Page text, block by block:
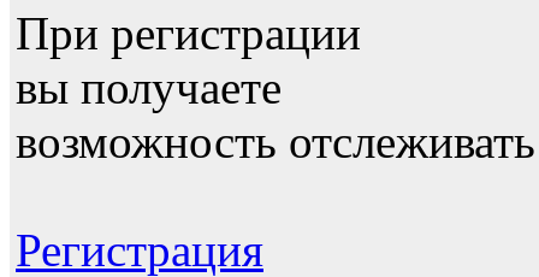
При регистрации
вы получаете
возможность
Регистрация